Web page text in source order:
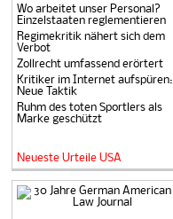
Wo arbeitet unser Personal?
Einzelstaaten reglementieren
Regimekritik nähert sich dem
Verbot
Zollrecht umfassend erörtert
Kritiker im Internet aufspüren:
Neue Taktik
Ruhm des toten Sportlers als
Marke geschützt
Neueste Urteile USA